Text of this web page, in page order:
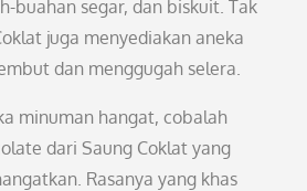
buahan segar, dan biskuit. Tak
juga menyediakan aneka
dan menggugah selera.
minuman hangat, cobalah
dari Saung Coklat yang
Rasanya yang khas